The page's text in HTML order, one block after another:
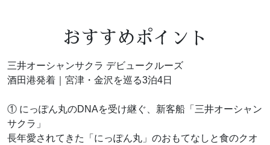
おすすめポイント
三井オーシャンサクラ デビュークルーズ
酒田港発着｜宮津・金沢を巡る3泊4日
① にっぽん丸のDNAを受け継ぐ、新客船「三井オーシャン
サクラ」
長年愛されてきた「にっぽん丸」のおもてなしと食のクオ